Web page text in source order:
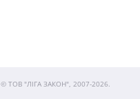
© ТОВ "ЛІГА ЗАКОН", 2007-2026.